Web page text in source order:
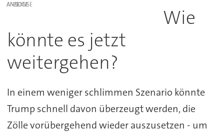
ANZEIGE
Wie
könnte es jetzt
weitergehen?
In einem weniger schlimmen Szenario könnte
Trump schnell davon überzeugt werden, die
Zölle vorübergehend wieder auszusetzen - um